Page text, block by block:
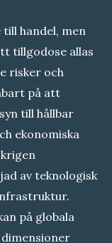
handel, men
tillgodose allas
risker och
på att
till hållbar
ekonomiska
av teknologisk
på globala
dimensioner